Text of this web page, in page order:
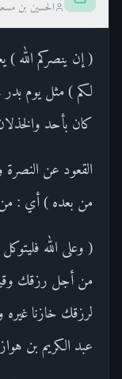
الحسين بن
( إن ينصركم الله )
لكم ) مثل يوم بدر
كان بأحد
القعود عن النصرة
من بعده ) أي : من
( وعلى الله
من أجل رزقك
لرزقك خازنا غيره
عبد الكريم بن